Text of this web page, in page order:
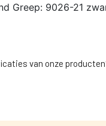
Greep: 9026-21
van onze